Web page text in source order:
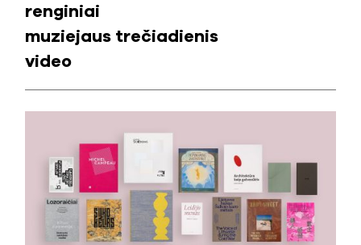
renginiai
muziejaus trečiadienis
video